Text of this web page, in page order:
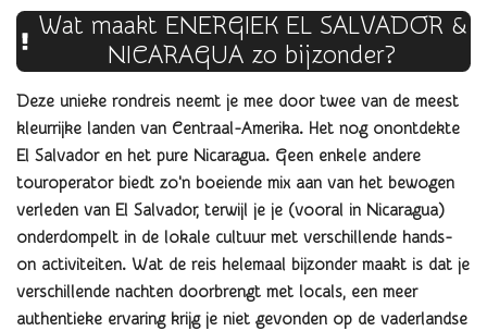
Wat maakt ENERGIEK EL SALVADOR &
NICARAGUA zo bijzonder?
Deze unieke rondreis neemt je mee door twee van de meest
kleurrijke landen van Centraal-Amerika. Het nog onontdekte
El Salvador en het pure Nicaragua. Geen enkele andere
touroperator biedt zo'n boeiende mix aan van het bewogen
verleden van El Salvador, terwijl je je (vooral in Nicaragua)
onderdompelt in de lokale cultuur met verschillende hands-
on activiteiten. Wat de reis helemaal bijzonder maakt is dat je
verschillende nachten doorbrengt met locals, een meer
authentieke ervaring krijg je niet gevonden op de vaderlandse